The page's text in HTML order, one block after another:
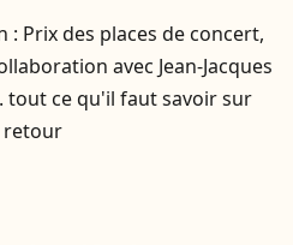
: Prix des places de concert,
avec Jean-Jacques
tout ce qu'il faut savoir sur
retour